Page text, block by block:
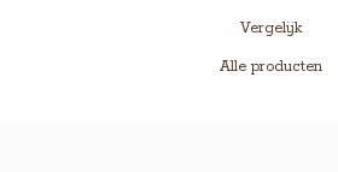
Vergelijk
Alle producten